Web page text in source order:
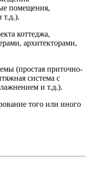
помещения,
т.д.).
коттеджа,
архитекторами,
(простая приточно-
система с
и т.д.).
того или иного